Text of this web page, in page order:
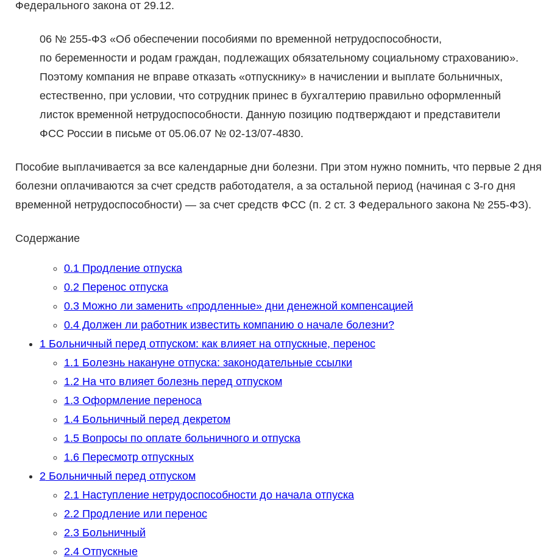
Федерального закона от 29.12.
06 № 255-ФЗ «Об обеспечении пособиями по временной нетрудоспособности,
по беременности и родам граждан, подлежащих обязательному социальному страхованию».
Поэтому компания не вправе отказать «отпускнику» в начислении и выплате больничных,
естественно, при условии, что сотрудник принес в бухгалтерию правильно оформленный
листок временной нетрудоспособности. Данную позицию подтверждают и представители
ФСС России в письме от 05.06.07 № 02-13/07-4830.
Пособие выплачивается за все календарные дни болезни. При этом нужно помнить, что первые 2 дня
болезни оплачиваются за счет средств работодателя, а за остальной период (начиная с 3-го дня
временной нетрудоспособности) — за счет средств ФСС (п. 2 ст. 3 Федерального закона № 255-ФЗ).
Содержание
0.1Продление отпуска
0.2Перенос отпуска
0.3Можно ли заменить «продленные» дни денежной компенсацией
0.4Должен ли работник известить компанию о начале болезни?
1Больничный перед отпуском: как влияет на отпускные, перенос
1.1Болезнь накануне отпуска: законодательные ссылки
1.2На что влияет болезнь перед отпуском
1.3Оформление переноса
1.4Больничный перед декретом
1.5Вопросы по оплате больничного и отпуска
1.6Пересмотр отпускных
2Больничный перед отпуском
2.1Наступление нетрудоспособности до начала отпуска
2.2Продление или перенос
2.3Больничный
2.4Отпускные